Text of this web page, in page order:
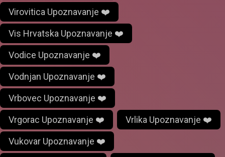
Virovitica Upoznavanje ❤️
Vis Hrvatska Upoznavanje ❤️
Vodice Upoznavanje ❤️
Vodnjan Upoznavanje ❤️
Vrbovec Upoznavanje ❤️
Vrgorac Upoznavanje ❤️ Vrlika Upoznavanje ❤️
Vukovar Upoznavanje ❤️